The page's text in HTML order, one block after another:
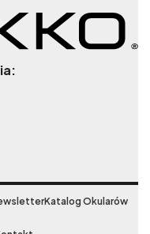
Katalog Okularów